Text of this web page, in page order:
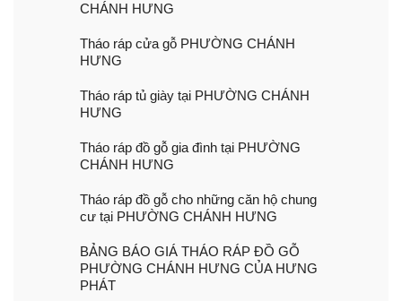
CHÁNH HƯNG
Tháo ráp cửa gỗ PHƯỜNG CHÁNH
HƯNG
Tháo ráp tủ giày tại PHƯỜNG CHÁNH
HƯNG
Tháo ráp đồ gỗ gia đình tại PHƯỜNG
CHÁNH HƯNG
Tháo ráp đồ gỗ cho những căn hộ chung
cư tại PHƯỜNG CHÁNH HƯNG
BẢNG BÁO GIÁ THÁO RÁP ĐỒ GỖ
PHƯỜNG CHÁNH HƯNG CỦA HƯNG
PHÁT